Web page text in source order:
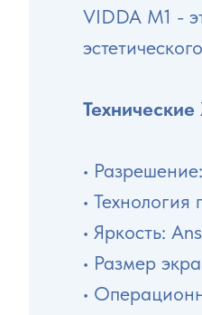
VIDDA M1 -
•
•
• Яркость:
• Размер
•